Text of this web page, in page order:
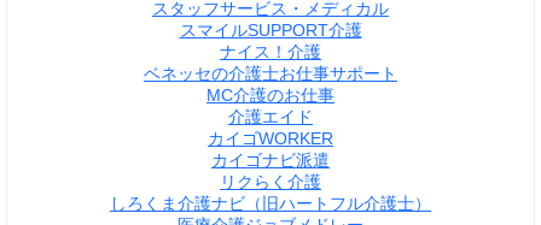
スタッフサービス・メディカル
スマイルSUPPORT介護
ナイス！介護
ベネッセの介護士お仕事サポート
MC介護のお仕事
介護エイド
カイゴWORKER
カイゴナビ派遣
リクらく介護
しろくま介護ナビ（旧ハートフル介護士）